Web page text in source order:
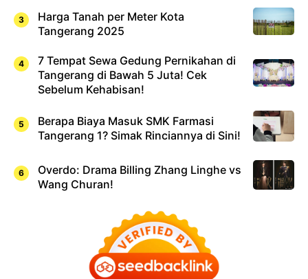
Harga Tanah per Meter Kota
Tangerang 2025
7 Tempat Sewa Gedung Pernikahan di
Tangerang di Bawah 5 Juta! Cek
Sebelum Kehabisan!
Berapa Biaya Masuk SMK Farmasi
Tangerang 1? Simak Rinciannya di Sini!
Overdo: Drama Billing Zhang Linghe vs
Wang Churan!